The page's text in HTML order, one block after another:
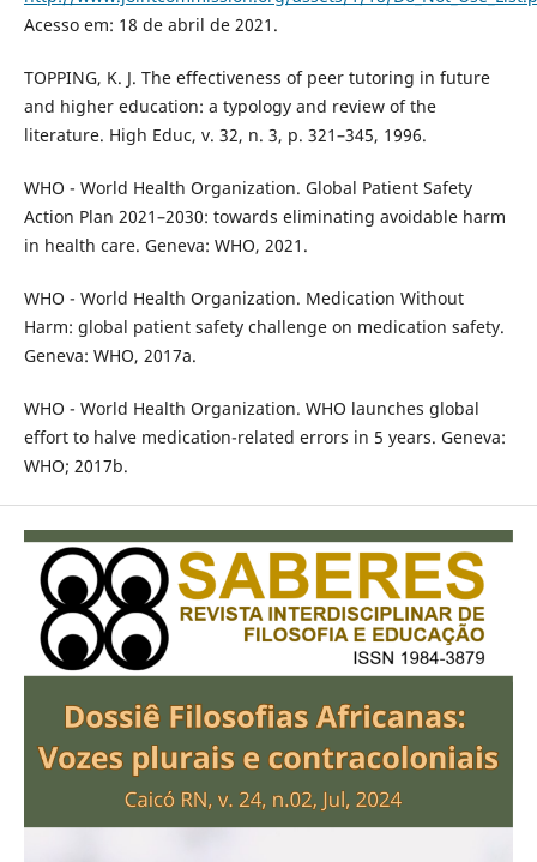
Acesso em: 18 de abril de 2021.
TOPPING, K. J. The effectiveness of peer tutoring in future
and higher education: a typology and review of the
literature. High Educ, v. 32, n. 3, p. 321–345, 1996.
WHO - World Health Organization. Global Patient Safety
Action Plan 2021–2030: towards eliminating avoidable harm
in health care. Geneva: WHO, 2021.
WHO - World Health Organization. Medication Without
Harm: global patient safety challenge on medication safety.
Geneva: WHO, 2017a.
WHO - World Health Organization. WHO launches global
effort to halve medication-related errors in 5 years. Geneva:
WHO; 2017b.